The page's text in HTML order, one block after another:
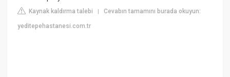
Kaynak kaldırma talebi |Cevabın tamamını burada okuyun:
yeditepehastanesi.com.tr